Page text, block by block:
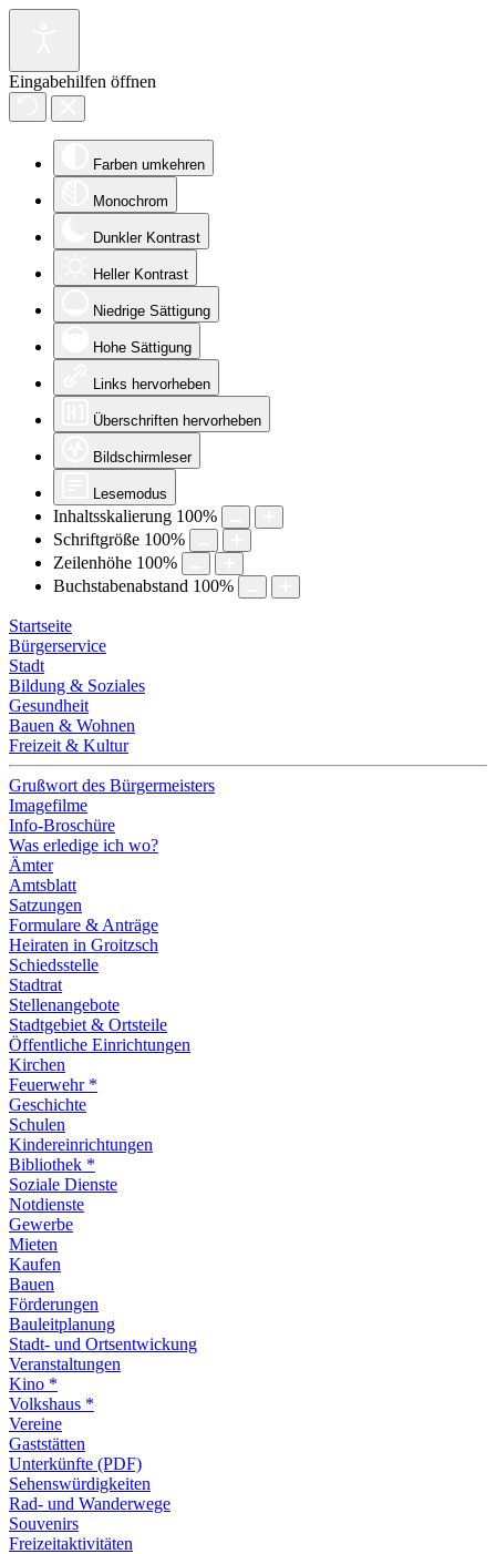
Eingabehilfen öffnen
Farben umkehren
Monochrom
Dunkler Kontrast
Heller Kontrast
Niedrige Sättigung
Hohe Sättigung
Links hervorheben
Überschriften hervorheben
Bildschirmleser
Lesemodus
Inhaltsskalierung 100%
Schriftgröße 100%
Zeilenhöhe 100%
Buchstabenabstand 100%
Startseite
Bürgerservice
Stadt
Bildung & Soziales
Gesundheit
Bauen & Wohnen
Freizeit & Kultur
Grußwort des Bürgermeisters
Imagefilme
Info-Broschüre
Was erledige ich wo?
Ämter
Amtsblatt
Satzungen
Formulare & Anträge
Heiraten in Groitzsch
Schiedsstelle
Stadtrat
Stellenangebote
Stadtgebiet & Ortsteile
Öffentliche Einrichtungen
Kirchen
Feuerwehr *
Geschichte
Schulen
Kindereinrichtungen
Bibliothek *
Soziale Dienste
Notdienste
Gewerbe
Mieten
Kaufen
Bauen
Förderungen
Bauleitplanung
Stadt- und Ortsentwickung
Veranstaltungen
Kino *
Volkshaus *
Vereine
Gaststätten
Unterkünfte (PDF)
Sehenswürdigkeiten
Rad- und Wanderwege
Souvenirs
Freizeitaktivitäten